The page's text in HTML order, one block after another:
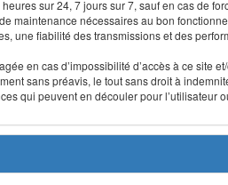
heures sur 24, 7 jours sur 7, sauf en cas de
maintenance nécessaires au bon
une fiabilité des transmissions et des
en cas d’impossibilité d’accès à ce site
sans préavis, le tout sans droit à
qui peuvent en découler pour l’utilisateur